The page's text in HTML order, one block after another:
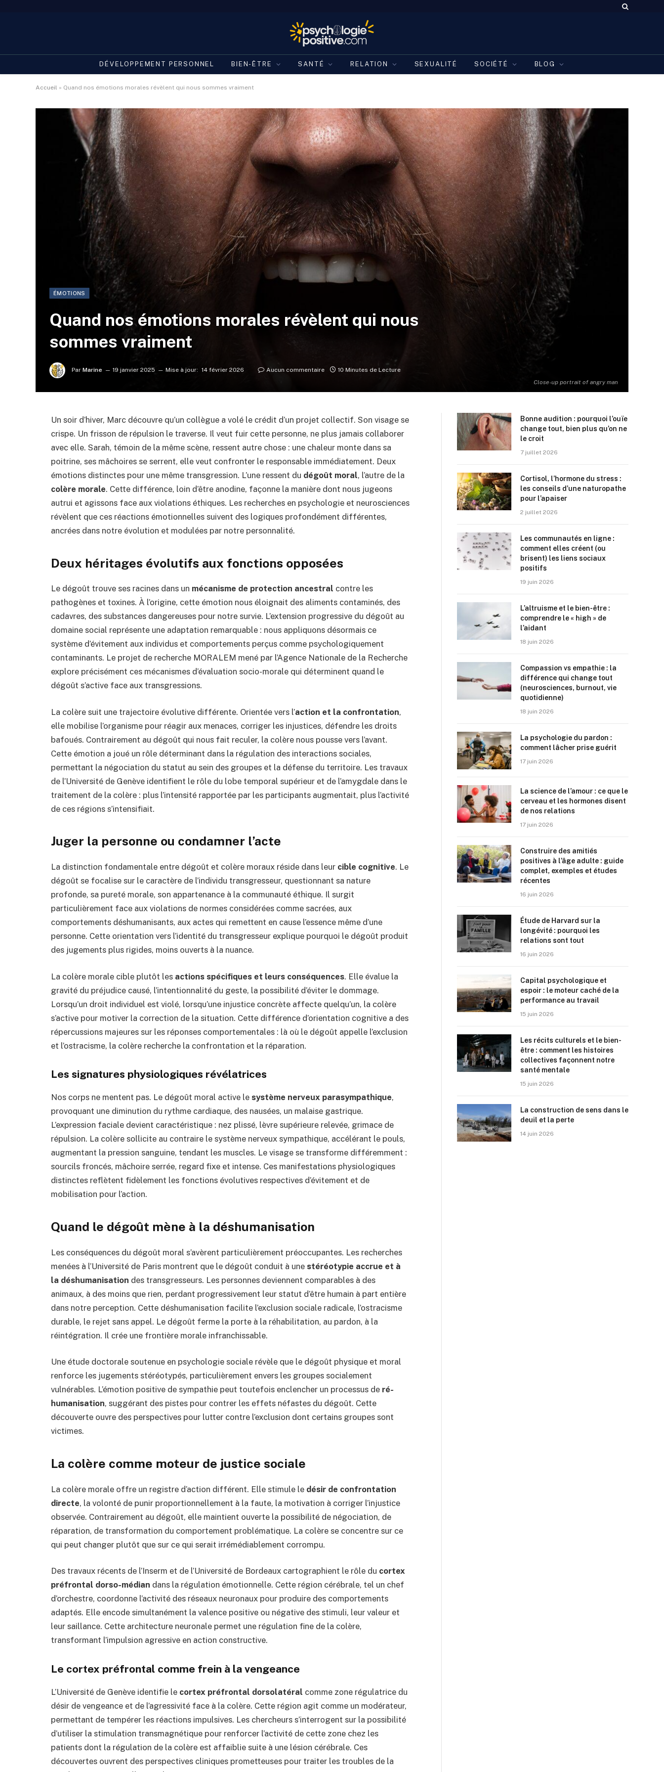
DÉVELOPPEMENT PERSONNEL BIEN-ÊTRE SANTÉ RELATION SEXUALITÉ SOCIÉTÉ BLOG
Accueil » Quand nos émotions morales révèlent qui nous sommes vraiment
Close-up portrait of angry man
ÉMOTIONS
Quand nos émotions morales révèlent qui nous
sommes vraiment
Par Marine 19 janvier 2025 Mise à jour: 14 février 2026 Aucun commentaire 10 Minutes de Lecture
Un soir d’hiver, Marc découvre qu’un collègue a volé le crédit d’un projet collectif. Son visage se
crispe. Un frisson de répulsion le traverse. Il veut fuir cette personne, ne plus jamais collaborer
avec elle. Sarah, témoin de la même scène, ressent autre chose : une chaleur monte dans sa
poitrine, ses mâchoires se serrent, elle veut confronter le responsable immédiatement. Deux
émotions distinctes pour une même transgression. L’une ressent du dégoût moral, l’autre de la
colère morale. Cette différence, loin d’être anodine, façonne la manière dont nous jugeons
autrui et agissons face aux violations éthiques. Les recherches en psychologie et neurosciences
révèlent que ces réactions émotionnelles suivent des logiques profondément différentes,
ancrées dans notre évolution et modulées par notre personnalité.
Deux héritages évolutifs aux fonctions opposées
Le dégoût trouve ses racines dans un mécanisme de protection ancestral contre les
pathogènes et toxines. À l’origine, cette émotion nous éloignait des aliments contaminés, des
cadavres, des substances dangereuses pour notre survie. L’extension progressive du dégoût au
domaine social représente une adaptation remarquable : nous appliquons désormais ce
système d’évitement aux individus et comportements perçus comme psychologiquement
contaminants. Le projet de recherche MORALEM mené par l’Agence Nationale de la Recherche
explore précisément ces mécanismes d’évaluation socio-morale qui déterminent quand le
dégoût s’active face aux transgressions.
La colère suit une trajectoire évolutive différente. Orientée vers l’action et la confrontation,
elle mobilise l’organisme pour réagir aux menaces, corriger les injustices, défendre les droits
bafoués. Contrairement au dégoût qui nous fait reculer, la colère nous pousse vers l’avant.
Cette émotion a joué un rôle déterminant dans la régulation des interactions sociales,
permettant la négociation du statut au sein des groupes et la défense du territoire. Les travaux
de l’Université de Genève identifient le rôle du lobe temporal supérieur et de l’amygdale dans le
traitement de la colère : plus l’intensité rapportée par les participants augmentait, plus l’activité
de ces régions s’intensifiait.
Juger la personne ou condamner l’acte
La distinction fondamentale entre dégoût et colère moraux réside dans leur cible cognitive. Le
dégoût se focalise sur le caractère de l’individu transgresseur, questionnant sa nature
profonde, sa pureté morale, son appartenance à la communauté éthique. Il surgit
particulièrement face aux violations de normes considérées comme sacrées, aux
comportements déshumanisants, aux actes qui remettent en cause l’essence même d’une
personne. Cette orientation vers l’identité du transgresseur explique pourquoi le dégoût produit
des jugements plus rigides, moins ouverts à la nuance.
La colère morale cible plutôt les actions spécifiques et leurs conséquences. Elle évalue la
gravité du préjudice causé, l’intentionnalité du geste, la possibilité d’éviter le dommage.
Lorsqu’un droit individuel est violé, lorsqu’une injustice concrète affecte quelqu’un, la colère
s’active pour motiver la correction de la situation. Cette différence d’orientation cognitive a des
répercussions majeures sur les réponses comportementales : là où le dégoût appelle l’exclusion
et l’ostracisme, la colère recherche la confrontation et la réparation.
Les signatures physiologiques révélatrices
Nos corps ne mentent pas. Le dégoût moral active le système nerveux parasympathique,
provoquant une diminution du rythme cardiaque, des nausées, un malaise gastrique.
L’expression faciale devient caractéristique : nez plissé, lèvre supérieure relevée, grimace de
répulsion. La colère sollicite au contraire le système nerveux sympathique, accélérant le pouls,
augmentant la pression sanguine, tendant les muscles. Le visage se transforme différemment :
sourcils froncés, mâchoire serrée, regard fixe et intense. Ces manifestations physiologiques
distinctes reflètent fidèlement les fonctions évolutives respectives d’évitement et de
mobilisation pour l’action.
Quand le dégoût mène à la déshumanisation
Les conséquences du dégoût moral s’avèrent particulièrement préoccupantes. Les recherches
menées à l’Université de Paris montrent que le dégoût conduit à une stéréotypie accrue et à
la déshumanisation des transgresseurs. Les personnes deviennent comparables à des
animaux, à des moins que rien, perdant progressivement leur statut d’être humain à part entière
dans notre perception. Cette déshumanisation facilite l’exclusion sociale radicale, l’ostracisme
durable, le rejet sans appel. Le dégoût ferme la porte à la réhabilitation, au pardon, à la
réintégration. Il crée une frontière morale infranchissable.
Une étude doctorale soutenue en psychologie sociale révèle que le dégoût physique et moral
renforce les jugements stéréotypés, particulièrement envers les groupes socialement
vulnérables. L’émotion positive de sympathie peut toutefois enclencher un processus de ré-
humanisation, suggérant des pistes pour contrer les effets néfastes du dégoût. Cette
découverte ouvre des perspectives pour lutter contre l’exclusion dont certains groupes sont
victimes.
La colère comme moteur de justice sociale
La colère morale offre un registre d’action différent. Elle stimule le désir de confrontation
directe, la volonté de punir proportionnellement à la faute, la motivation à corriger l’injustice
observée. Contrairement au dégoût, elle maintient ouverte la possibilité de négociation, de
réparation, de transformation du comportement problématique. La colère se concentre sur ce
qui peut changer plutôt que sur ce qui serait irrémédiablement corrompu.
Des travaux récents de l’Inserm et de l’Université de Bordeaux cartographient le rôle du cortex
préfrontal dorso-médian dans la régulation émotionnelle. Cette région cérébrale, tel un chef
d’orchestre, coordonne l’activité des réseaux neuronaux pour produire des comportements
adaptés. Elle encode simultanément la valence positive ou négative des stimuli, leur valeur et
leur saillance. Cette architecture neuronale permet une régulation fine de la colère,
transformant l’impulsion agressive en action constructive.
Le cortex préfrontal comme frein à la vengeance
L’Université de Genève identifie le cortex préfrontal dorsolatéral comme zone régulatrice du
désir de vengeance et de l’agressivité face à la colère. Cette région agit comme un modérateur,
permettant de tempérer les réactions impulsives. Les chercheurs s’interrogent sur la possibilité
d’utiliser la stimulation transmagnétique pour renforcer l’activité de cette zone chez les
patients dont la régulation de la colère est affaiblie suite à une lésion cérébrale. Ces
découvertes ouvrent des perspectives cliniques prometteuses pour traiter les troubles de la
Bonne audition : pourquoi l’ouïe
change tout, bien plus qu’on ne
le croit
7 juillet 2026
Cortisol, l’hormone du stress :
les conseils d’une naturopathe
pour l’apaiser
2 juillet 2026
Les communautés en ligne :
comment elles créent (ou
brisent) les liens sociaux
positifs
19 juin 2026
L’altruisme et le bien-être :
comprendre le « high » de
l’aidant
18 juin 2026
Compassion vs empathie : la
différence qui change tout
(neurosciences, burnout, vie
quotidienne)
18 juin 2026
La psychologie du pardon :
comment lâcher prise guérit
17 juin 2026
La science de l’amour : ce que le
cerveau et les hormones disent
de nos relations
17 juin 2026
Construire des amitiés
positives à l’âge adulte : guide
complet, exemples et études
récentes
16 juin 2026
Étude de Harvard sur la
longévité : pourquoi les
relations sont tout
16 juin 2026
Capital psychologique et
espoir : le moteur caché de la
performance au travail
15 juin 2026
Les récits culturels et le bien-
être : comment les histoires
collectives façonnent notre
santé mentale
15 juin 2026
La construction de sens dans le
deuil et la perte
14 juin 2026